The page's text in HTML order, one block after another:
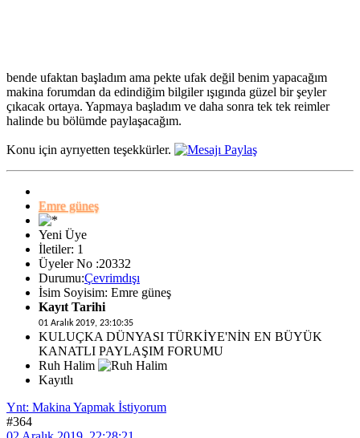
bende ufaktan başladım ama pekte ufak değil benim yapacağım
makina forumdan da edindiğim bilgiler ışıgında güzel bir şeyler
çıkacak ortaya. Yapmaya başladım ve daha sonra tek tek reimler
halinde bu bölümde paylaşacağım.
Konu için ayrıyetten teşekkürler.
Emre güneş
Yeni Üye
İletiler: 1
Üyeler No :20332
Durumu:Çevrimdışı
İsim Soyisim: Emre güneş
Kayıt Tarihi
01 Aralık 2019, 23:10:35
KULUÇKA DÜNYASI TÜRKİYE'NİN EN BÜYÜK
KANATLI PAYLAŞIM FORUMU
Ruh Halim
Kayıtlı
Ynt: Makina Yapmak İstiyorum
#364